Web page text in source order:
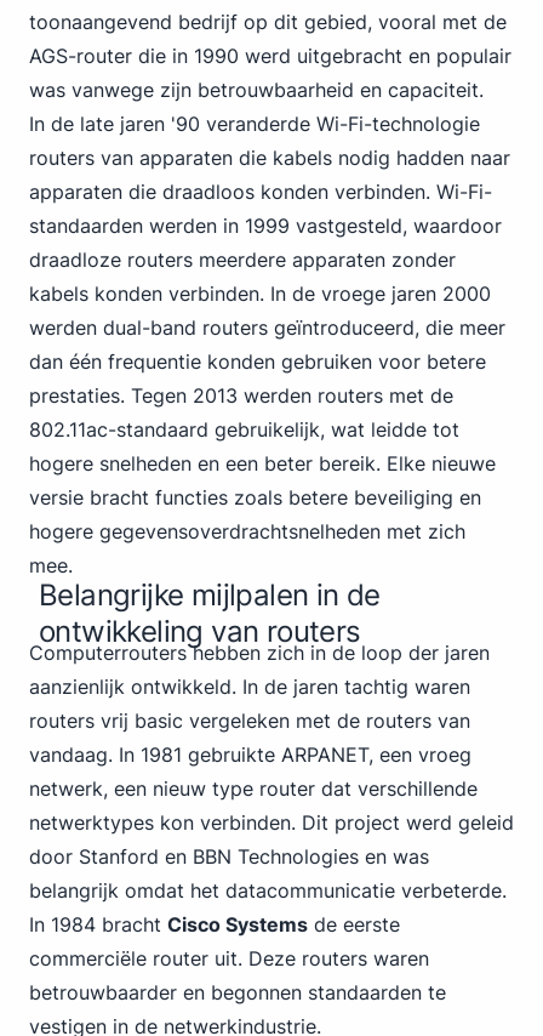
toonaangevend bedrijf op dit gebied, vooral met de
AGS-router die in 1990 werd uitgebracht en populair
was vanwege zijn betrouwbaarheid en capaciteit.
In de late jaren '90 veranderde Wi-Fi-technologie
routers van apparaten die kabels nodig hadden naar
apparaten die draadloos konden verbinden. Wi-Fi-
standaarden werden in 1999 vastgesteld, waardoor
draadloze routers meerdere apparaten zonder
kabels konden verbinden. In de vroege jaren 2000
werden dual-band routers geïntroduceerd, die meer
dan één frequentie konden gebruiken voor betere
prestaties. Tegen 2013 werden routers met de
802.11ac-standaard gebruikelijk, wat leidde tot
hogere snelheden en een beter bereik. Elke nieuwe
versie bracht functies zoals betere beveiliging en
hogere gegevensoverdrachtsnelheden met zich
mee.
Belangrijke mijlpalen in de
ontwikkeling van routers
Computerrouters hebben zich in de loop der jaren
aanzienlijk ontwikkeld. In de jaren tachtig waren
routers vrij basic vergeleken met de routers van
vandaag. In 1981 gebruikte ARPANET, een vroeg
netwerk, een nieuw type router dat verschillende
netwerktypes kon verbinden. Dit project werd geleid
door Stanford en BBN Technologies en was
belangrijk omdat het datacommunicatie verbeterde.
In 1984 bracht Cisco Systems de eerste
commerciële router uit. Deze routers waren
betrouwbaarder en begonnen standaarden te
vestigen in de netwerkindustrie.